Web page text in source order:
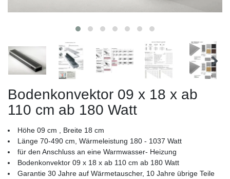
Bodenkonvektor 09 x 18 x ab
110 cm ab 180 Watt
Höhe 09 cm , Breite 18 cm
Länge 70-490 cm, Wärmeleistung 180 - 1037 Watt
für den Anschluss an eine Warmwasser- Heizung
Bodenkonvektor 09 x 18 x ab 110 cm ab 180 Watt
Garantie 30 Jahre auf Wärmetauscher, 10 Jahre übrige Teile